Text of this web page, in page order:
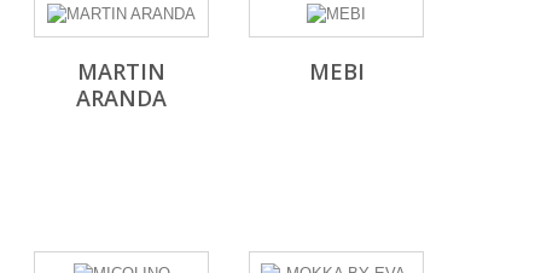
MARTIN
ARANDA
MEBI